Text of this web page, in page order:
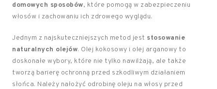
domowych sposobów, które pomogą w zabezpieczeniu
włosów i zachowaniu ich zdrowego wyglądu.
Jednym z najskuteczniejszych metod jest stosowanie
naturalnych olejów. Olej kokosowy i olej arganowy to
doskonałe wybory, które nie tylko nawilżają, ale także
tworzą barierę ochronną przed szkodliwym działaniem
słońca. Należy nałożyć odrobinę oleju na włosy przed